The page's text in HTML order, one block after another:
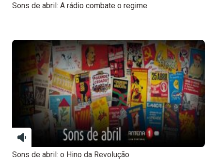
Sons de abril: A rádio combate o regime
Sons de abril: o Hino da Revolução